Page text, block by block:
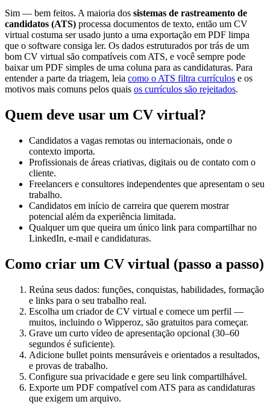
Sim — bem feitos. A maioria dos sistemas de rastreamento de
candidatos (ATS) processa documentos de texto, então um CV
virtual costuma ser usado junto a uma exportação em PDF limpa
que o software consiga ler. Os dados estruturados por trás de um
bom CV virtual são compatíveis com ATS, e você sempre pode
baixar um PDF simples de uma coluna para as candidaturas. Para
entender a parte da triagem, leia como o ATS filtra currículos e os
motivos mais comuns pelos quais os currículos são rejeitados.
Quem deve usar um CV virtual?
Candidatos a vagas remotas ou internacionais, onde o
contexto importa.
Profissionais de áreas criativas, digitais ou de contato com o
cliente.
Freelancers e consultores independentes que apresentam o seu
trabalho.
Candidatos em início de carreira que querem mostrar
potencial além da experiência limitada.
Qualquer um que queira um único link para compartilhar no
LinkedIn, e-mail e candidaturas.
Como criar um CV virtual (passo a passo)
Reúna seus dados: funções, conquistas, habilidades, formação
e links para o seu trabalho real.
Escolha um criador de CV virtual e comece um perfil —
muitos, incluindo o Wipperoz, são gratuitos para começar.
Grave um curto vídeo de apresentação opcional (30–60
segundos é suficiente).
Adicione bullet points mensuráveis e orientados a resultados,
e provas de trabalho.
Configure sua privacidade e gere seu link compartilhável.
Exporte um PDF compatível com ATS para as candidaturas
que exigem um arquivo.